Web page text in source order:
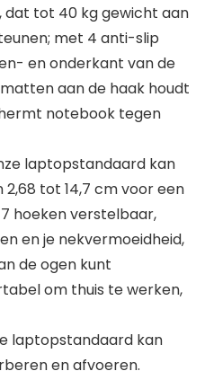
dat tot 40 kg gewicht aan
met 4 anti-slip
en onderkant van de
aan de haak houdt
notebook tegen
laptopstandaard kan
tot 14,7 cm voor een
hoeken verstelbaar,
en je nekvermoeidheid,
de ogen kunt
om thuis te werken,
laptopstandaard kan
en afvoeren.